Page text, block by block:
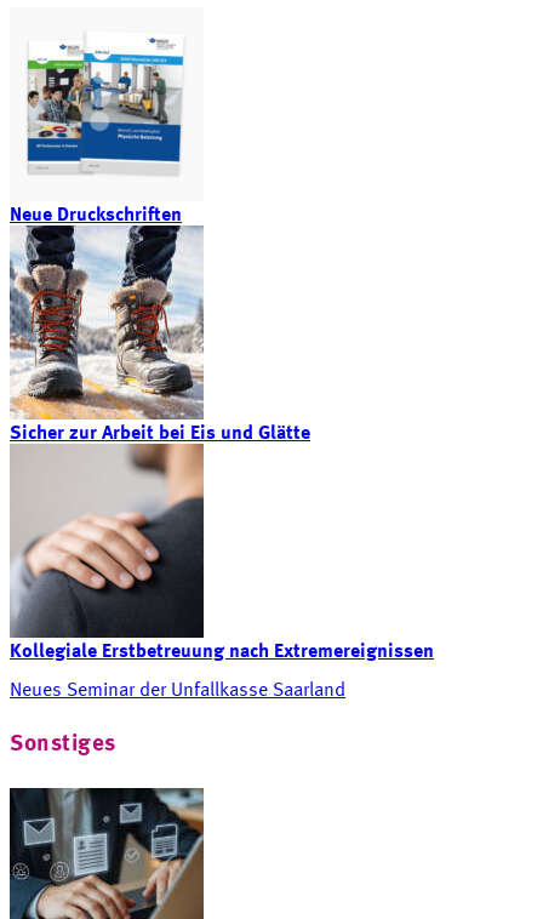
Neue Druckschriften
Sicher zur Arbeit bei Eis und Glätte
Kollegiale Erstbetreuung nach Extremereignissen
Neues Seminar der Unfallkasse Saarland
Sonstiges